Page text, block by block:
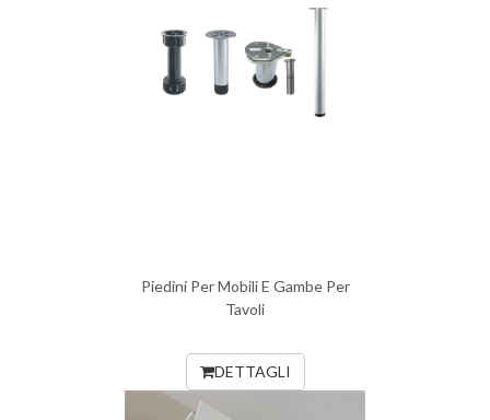
Piedini Per Mobili E Gambe Per
Tavoli
DETTAGLI